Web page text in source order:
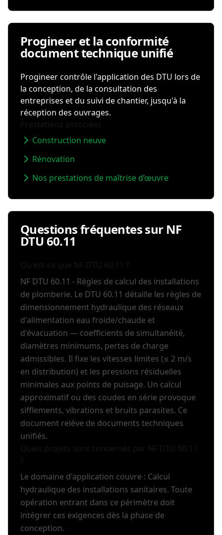
Progineer et la conformité
document technique unifié
Progineer contrôle l'application des DTU lors de
la conception, de la consultation des
entreprises et du suivi de chantier, jusqu'à la
réception des ouvrages.
Construction neuve
Rénovation
Nos prestations de maîtrise d’œuvre
Questions fréquentes sur NF
DTU 60.11
NF DTU 60.11 - Règles de calcul des installations
de plomberie. Le DTU 60.11 détaille les règles de
dimensionnement hydraulique des réseaux
d'alimentation eau froide/chaude et
d'évacuation — coefficients de simultanéité,
diamètres minimums, pertes de charge
admissibles. Il fixe les vitesses limites (≤ 2 m/s
en distribution) et les pressions résiduelles
minimales aux points de puisage. Un calcul
approximatif ou des coudes en série provoque
sifflements, vibrations et bruits parasites. Ce
document relève de documents techniques
unifiés.
Le domaine d'application couvre : Calcul
hydraulique des installations sanitaires. Toute
opération entrant dans ce périmètre doit
intégrer ces exigences dès la phase de
conception.